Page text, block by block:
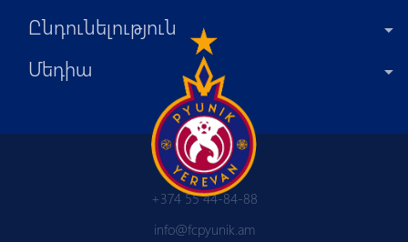
Ընդունելություն
Մեդիա
+374 55 44-84-88
info@fcpyunik.am